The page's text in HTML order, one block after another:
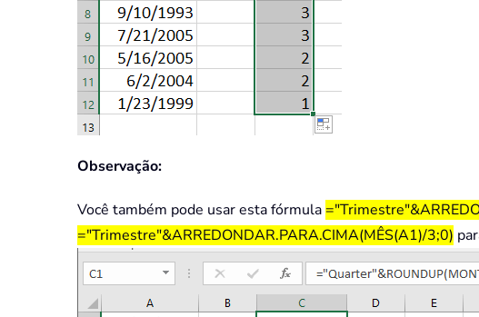
Observação:
Você também pode usar esta fórmula
="Trimestre"&ARREDONDAR.PARA.CIMA(MÊS(A1)/3;0)